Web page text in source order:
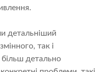
детальніший
так і
детально